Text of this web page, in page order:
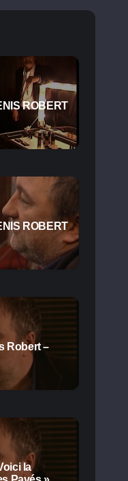
ROBERT
ROBERT
Robert –
la